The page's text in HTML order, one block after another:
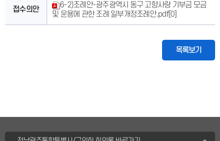
접수의안
6-2)조례안-광주광역시 동구 고향사랑 기부금 모금
및 운용에 관한 조례 일부개정조례안.pdf[0]
목록보기